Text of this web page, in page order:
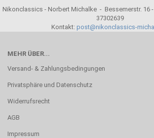
Nikonclassics - Norbert Michalke - Bessemerstr. 16 -
37302639
Kontakt: post@nikonclassics-
MEHR ÜBER...
Versand- & Zahlungsbedingungen
Privatsphäre und Datenschutz
Widerrufsrecht
AGB
Impressum